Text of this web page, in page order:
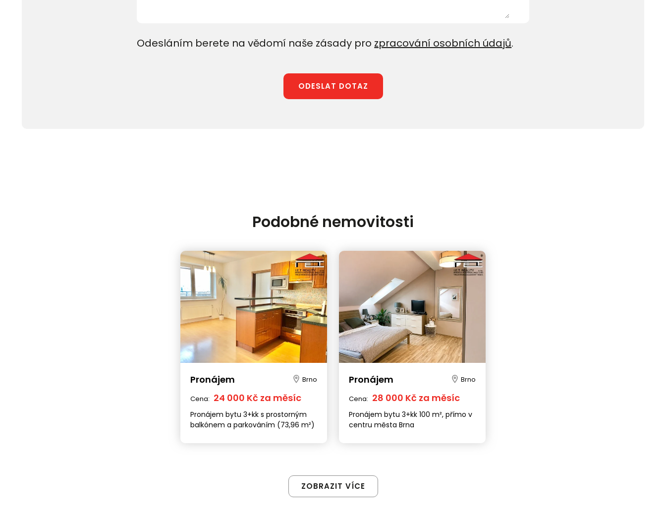
Odesláním berete na vědomí naše zásady pro zpracování osobních údajů.
ODESLAT DOTAZ
Podobné nemovitosti
Pronájem Brno
Cena: 24 000 Kč za měsíc
Pronájem bytu 3+kk s prostorným
balkónem a parkováním (73,96 m²)
Pronájem Brno
Cena: 28 000 Kč za měsíc
Pronájem bytu 3+kk 100 m², přímo v
centru města Brna
ZOBRAZIT VÍCE